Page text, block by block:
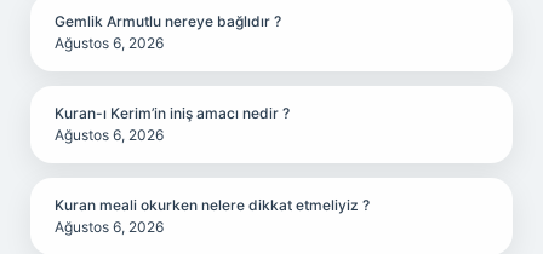
Gemlik Armutlu nereye bağlıdır ?
Ağustos 6, 2026
Kuran-ı Kerim’in iniş amacı nedir ?
Ağustos 6, 2026
Kuran meali okurken nelere dikkat etmeliyiz ?
Ağustos 6, 2026